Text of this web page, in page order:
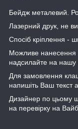
Бейдж металевий.
Лазерний друк, не
Спосіб кріплення -
Можливе нанесення
надсилайте на
Для замовлення
напишіть Ваш
Дизайнер по цьому
на перевірку на